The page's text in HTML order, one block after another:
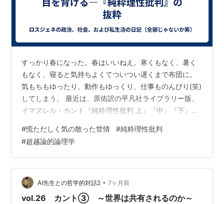
すっかり春になった。春はいいねえ。寒くもなく、暑く
もなく、寝ると気持ちよくてついつい遅くまで布団に。
気もちもゆったり、動作もゆっくり、仕事ものんびり(笑)
してしまう。 最近は、原佑訳の平凡社ライブラリー版、
イマヌレル・カント『純粋理性批判 上』『中』『下』
かかる。 この平凡社ライブラリー版は1966年（昭和41
年）に理想社から刊行された『カント全集』に収められ
た原佑先生の訳を補訂して3巻に纏めたものなのだが、補
訂作業の責任者を務められた渡邊二郎先生の「平凡社ラ
イブラリー版 あとがき」は次のようにむすばれている。
※太字は引用者。 ＊＊＊＊＊…
#慌ただしく気の散った世情 #純粋理性批判
#超越論的論理学
AI先生との哲学的対話2 • 7ヶ月前
vol.26 カント③ ～世界は共有されるのか～